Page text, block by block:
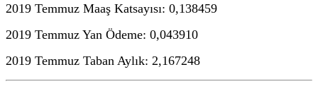
2019 Temmuz Maaş Katsayısı: 0,138459
2019 Temmuz Yan Ödeme: 0,043910
2019 Temmuz Taban Aylık: 2,167248